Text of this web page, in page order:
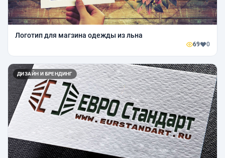
Логотип для магзина одежды из льна
69 0
ДИЗАЙН И БРЕНДИНГ